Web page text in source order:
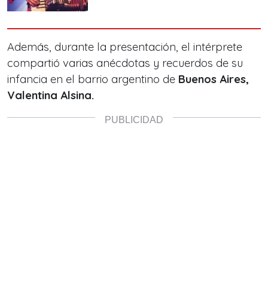
Además, durante la presentación, el intérprete
compartió varias anécdotas y recuerdos de su
infancia en el barrio argentino de Buenos Aires,
Valentina Alsina.